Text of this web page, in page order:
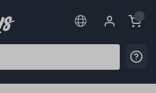
Cart